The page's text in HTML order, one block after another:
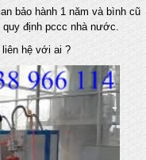
bảo hành 1 năm và bình cũ
quy định pccc nhà nước.
hệ với ai ?